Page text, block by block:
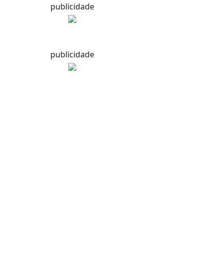
publicidade
publicidade